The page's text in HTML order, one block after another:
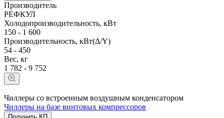
Производитель
РЕФКУЛ
Холодопроизводительность, кВт
150 - 1 600
Производительность, кВт(Δ/Y)
54 - 450
Вес, кг
1 782 - 9 752
Чиллеры со встроенным воздушным конденсатором
Чиллеры на базе винтовых компрессоров